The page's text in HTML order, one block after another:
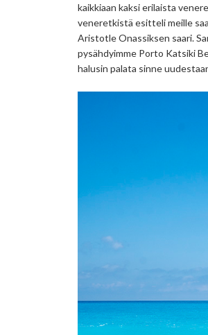
kaikkiaan kaksi erilaista
veneretkistä esitteli meille
Aristotle Onassiksen saari.
pysähdyimme Porto Katsiki
halusin palata sinne